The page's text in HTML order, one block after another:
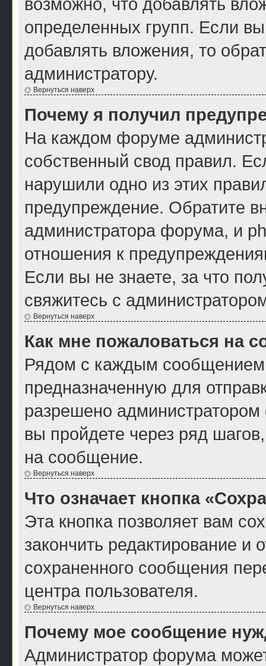
определенных групп. Если
добавлять вложения, то
администратору.
Вернуться наверх
Почему я получил
На каждом форуме
собственный свод правил.
нарушили одно из этих
предупреждение. Обратите
администратора форума, и
отношения к
Если вы не знаете, за что
свяжитесь с
Вернуться наверх
Как мне пожаловаться на
Рядом с каждым сообщением
предназначенную для
разрешено
вы пройдете через ряд
на сообщение.
Вернуться наверх
Что означает кнопка
Эта кнопка позволяет вам
закончить редактирование и
сохраненного сообщения
центра пользователя.
Вернуться наверх
Почему мое сообщение
Администратор форума